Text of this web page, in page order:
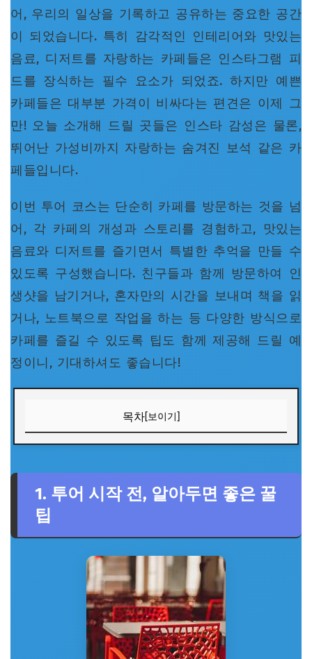
어, 우리의 일상을 기록하고 공유하는 중요한 공간
이 되었습니다. 특히 감각적인 인테리어와 맛있는
음료, 디저트를 자랑하는 카페들은 인스타그램 피
드를 장식하는 필수 요소가 되었죠. 하지만 예쁜
카페들은 대부분 가격이 비싸다는 편견은 이제 그
만! 오늘 소개해 드릴 곳들은 인스타 감성은 물론,
뛰어난 가성비까지 자랑하는 숨겨진 보석 같은 카
페들입니다.
이번 투어 코스는 단순히 카페를 방문하는 것을 넘
어, 각 카페의 개성과 스토리를 경험하고, 맛있는
음료와 디저트를 즐기면서 특별한 추억을 만들 수
있도록 구성했습니다. 친구들과 함께 방문하여 인
생샷을 남기거나, 혼자만의 시간을 보내며 책을 읽
거나, 노트북으로 작업을 하는 등 다양한 방식으로
카페를 즐길 수 있도록 팁도 함께 제공해 드릴 예
정이니, 기대하셔도 좋습니다!
목차[보이기]
2. 첫 번째 코스: 몽환적인 분위기의 아늑한 공간
3. 두 번째 코스: 루프탑에서 즐기는 도심 속 힐링
4. 세 번째 코스: 책과 커피가 있는 조용한 서점 카페
네 번째 코스: 빈티지 감성 가득한 앤티크 카페
다섯 번째 코스: 플랜테리어로 꾸며진 싱그러운 카페
여섯 번째 코스: 갤러리 콘셉트의 예술적인 카페
일곱 번째 코스: 애견 동반 가능한 펫 프렌들리 카페
1. 투어 시작 전, 알아두면 좋은 꿀
팁